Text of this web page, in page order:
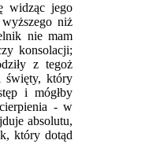
widząc jego
niż
nie mam
konsolacji;
z tegoż
święty, który
i mógłby
- w
absolutu,
który dotąd